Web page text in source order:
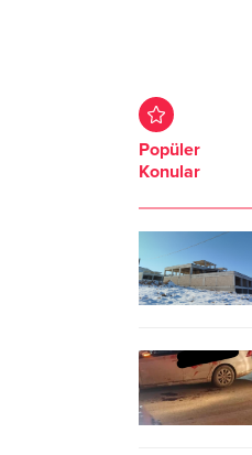
Popüler
Konular